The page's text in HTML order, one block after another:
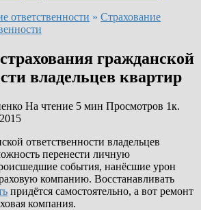
ответственности » Страхование
гражданской
владельцев квартир
На чтение 5 мин Просмотров 1к.
ответственности владельцев
перенести личную
события, нанёсшие урон
компанию. Восстанавливать
придётся самостоятельно, а вот ремонт
компания.